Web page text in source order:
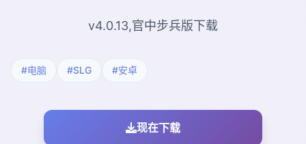
v4.0.13,官中步兵版下载
#电脑 #SLG #安卓
现在下载